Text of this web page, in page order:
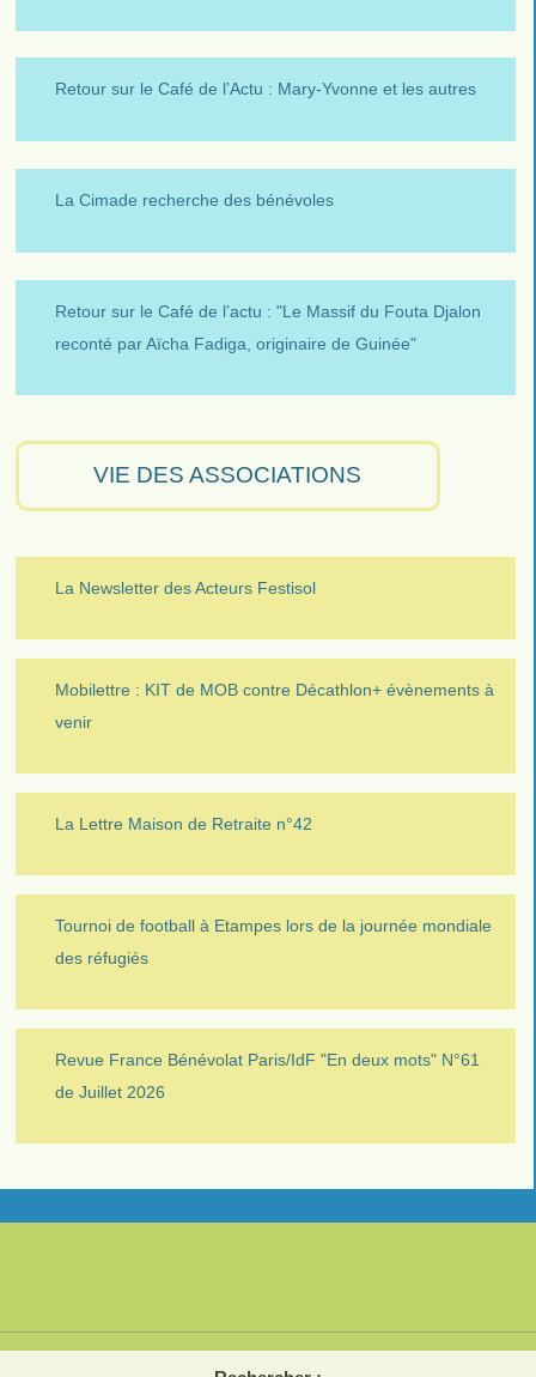
Retour sur le Café de l’Actu : Mary-Yvonne et les autres
La Cimade recherche des bénévoles
Retour sur le Café de l’actu : "Le Massif du Fouta Djalon
reconté par Aïcha Fadiga, originaire de Guinée"
VIE DES ASSOCIATIONS
La Newsletter des Acteurs Festisol
Mobilettre : KIT de MOB contre Décathlon+ évènements à
venir
La Lettre Maison de Retraite n°42
Tournoi de football à Etampes lors de la journée mondiale
des réfugiés
Revue France Bénévolat Paris/IdF "En deux mots" N°61
de Juillet 2026